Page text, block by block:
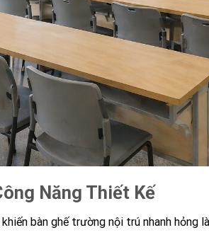
Năng Thiết Kế
bàn ghế trường nội trú nhanh hỏng